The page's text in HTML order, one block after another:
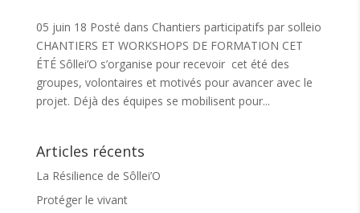
05 juin 18 Posté dans Chantiers participatifs par solleio
CHANTIERS ET WORKSHOPS DE FORMATION CET
ÉTÉ Sôllei’O s’organise pour recevoir cet été des
groupes, volontaires et motivés pour avancer avec le
projet. Déjà des équipes se mobilisent pour...
Articles récents
La Résilience de Sôllei’O
Protéger le vivant